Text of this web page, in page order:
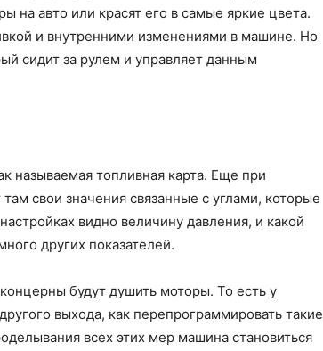
обслуживание
на авто или красят его в самые яркие цвета.
и внутренними изменениями в машине. Но
сидит за рулем и управляет данным
называемая топливная карта. Еще при
свои значения связанные с углами, которые
видно величину давления, и какой
других показателей.
будут душить моторы. То есть у
выхода, как перепрограммировать такие
всех этих мер машина становиться